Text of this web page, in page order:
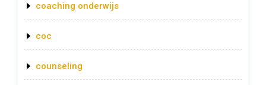
coaching onderwijs
coc
counseling